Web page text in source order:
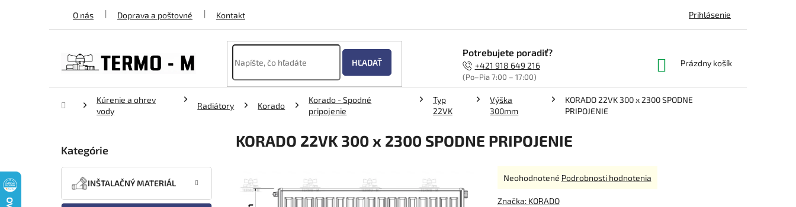
O nás Doprava a poštovné Kontakt Prihlásenie
HĽADAŤ
Potrebujete poradiť?
+421 918 649 216
(Po–Pia 7:00 – 17:00)
NÁKUPNÝ
Prázdny košík
Domov
Kúrenie a ohrev
vody
Radiátory Korado
Korado - Spodné
pripojenie
Typ
22VK
Výška
300mm
KORADO 22VK 300 x 2300 SPODNE
PRIPOJENIE
Preskočiť
Kategórie
INŠTALAČNÝ MATERIÁL
KORADO 22VK 300 x 2300 SPODNE PRIPOJENIE
Priemerné
produktu
Neohodnotené Podrobnosti hodnotenia
Značka: KORADO